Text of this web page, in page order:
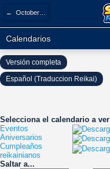
← October 2021
Calendarios
Selecciona el calendario a ver
Eventos
Aniversarios
Cumpleaños
reikainianos
Saltar a...
Versión completa
Español (Traduccion Reikai)